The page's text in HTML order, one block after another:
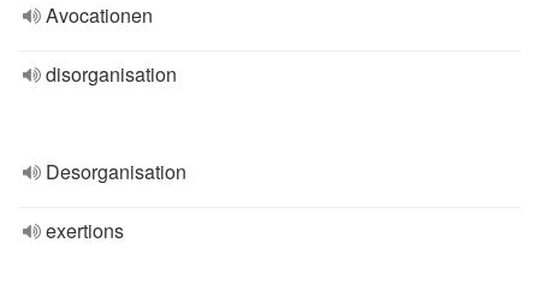
Avocationen
disorganisation
Desorganisation
exertions